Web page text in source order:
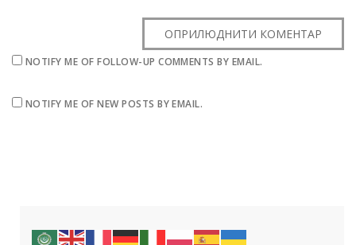
NOTIFY ME OF FOLLOW-UP COMMENTS BY EMAIL.
NOTIFY ME OF NEW POSTS BY EMAIL.